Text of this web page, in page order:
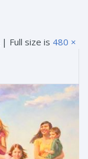
| Full size is 480 ×